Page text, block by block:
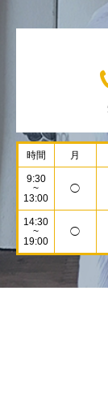
時間 月
9:30
~
13:00
◯
14:30
~
19:00
◯